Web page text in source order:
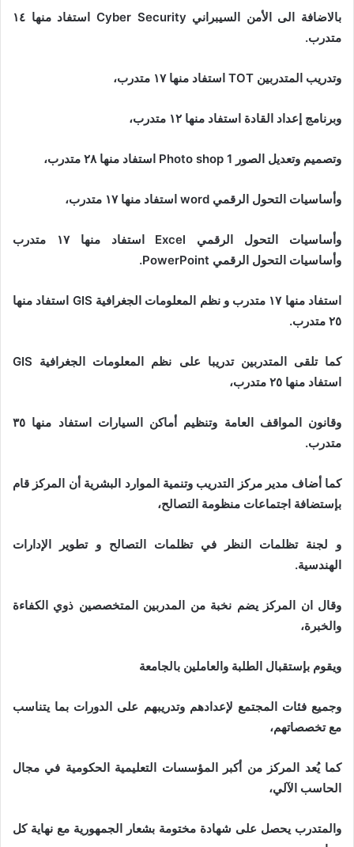
بالاضافة الى الأمن السيبراني Cyber Security استفاد منها ١٤
متدرب.
وتدريب المتدربين TOT استفاد منها ١٧ متدرب،
وبرنامج إعداد القادة استفاد منها ١٢ متدرب،
وتصميم وتعديل الصور Photo shop 1 استفاد منها ٢٨ متدرب،
وأساسيات التحول الرقمي word استفاد منها ١٧ متدرب،
وأساسيات التحول الرقمي Excel استفاد منها ١٧ متدرب
وأساسيات التحول الرقمي PowerPoint.
استفاد منها ١٧ متدرب و نظم المعلومات الجغرافية GIS استفاد منها
٢٥ متدرب.
كما تلقى المتدربين تدريبا على نظم المعلومات الجغرافية GIS
استفاد منها ٢٥ متدرب،
وقانون المواقف العامة وتنظيم أماكن السيارات استفاد منها ٣٥
متدرب.
كما أضاف مدير مركز التدريب وتنمية الموارد البشرية أن المركز قام
بإستضافة اجتماعات منظومة التصالح،
و لجنة تظلمات النظر في تظلمات التصالح و تطوير الإدارات
الهندسية.
وقال ان المركز يضم نخبة من المدربين المتخصصين ذوي الكفاءة
والخبرة،
ويقوم بإستقبال الطلبة والعاملين بالجامعة
وجميع فئات المجتمع لإعدادهم وتدريبهم على الدورات بما يتناسب
مع تخصصاتهم،
كما يُعد المركز من أكبر المؤسسات التعليمية الحكومية في مجال
الحاسب الآلي،
والمتدرب يحصل على شهادة مختومة بشعار الجمهورية مع نهاية كل